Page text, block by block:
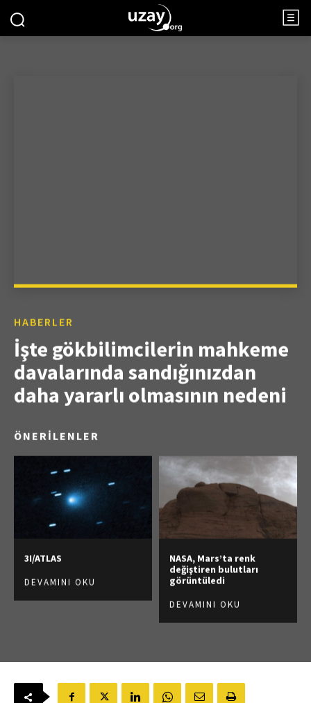
HABERLER
İşte gökbilimcilerin mahkeme
davalarında sandığınızdan
daha yararlı olmasının nedeni
ÖNERİLENLER
3I/ATLAS
DEVAMINI OKU
NASA, Mars’ta renk
değiştiren bulutları
görüntüledi
DEVAMINI OKU